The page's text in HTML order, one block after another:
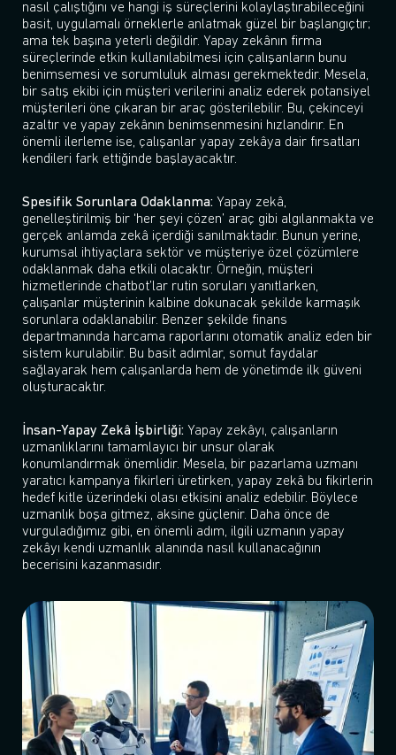
nasıl çalıştığını ve hangi iş süreçlerini kolaylaştırabileceğini
basit, uygulamalı örneklerle anlatmak güzel bir başlangıçtır;
ama tek başına yeterli değildir. Yapay zekânın firma
süreçlerinde etkin kullanılabilmesi için çalışanların bunu
benimsemesi ve sorumluluk alması gerekmektedir. Mesela,
bir satış ekibi için müşteri verilerini analiz ederek potansiyel
müşterileri öne çıkaran bir araç gösterilebilir. Bu, çekinceyi
azaltır ve yapay zekânın benimsenmesini hızlandırır. En
önemli ilerleme ise, çalışanlar yapay zekâya dair fırsatları
kendileri fark ettiğinde başlayacaktır.
Spesifik Sorunlara Odaklanma: Yapay zekâ,
genelleştirilmiş bir ‘her şeyi çözen’ araç gibi algılanmakta ve
gerçek anlamda zekâ içerdiği sanılmaktadır. Bunun yerine,
kurumsal ihtiyaçlara sektör ve müşteriye özel çözümlere
odaklanmak daha etkili olacaktır. Örneğin, müşteri
hizmetlerinde chatbot’lar rutin soruları yanıtlarken,
çalışanlar müşterinin kalbine dokunacak şekilde karmaşık
sorunlara odaklanabilir. Benzer şekilde finans
departmanında harcama raporlarını otomatik analiz eden bir
sistem kurulabilir. Bu basit adımlar, somut faydalar
sağlayarak hem çalışanlarda hem de yönetimde ilk güveni
oluşturacaktır.
İnsan-Yapay Zekâ İşbirliği: Yapay zekâyı, çalışanların
uzmanlıklarını tamamlayıcı bir unsur olarak
konumlandırmak önemlidir. Mesela, bir pazarlama uzmanı
yaratıcı kampanya fikirleri üretirken, yapay zekâ bu fikirlerin
hedef kitle üzerindeki olası etkisini analiz edebilir. Böylece
uzmanlık boşa gitmez, aksine güçlenir. Daha önce de
vurguladığımız gibi, en önemli adım, ilgili uzmanın yapay
zekâyı kendi uzmanlık alanında nasıl kullanacağının
becerisini kazanmasıdır.